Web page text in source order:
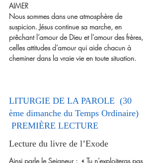
AIMER
Nous sommes dans une atmosphère de
suspicion. Jésus continue sa marche, en
prêchant l’amour de Dieu et l’amour des frères,
celles attitudes d’amour qui aide chacun à
cheminer dans la vraie vie en toute situation.
LITURGIE DE LA PAROLE (30
ème dimanche du Temps Ordinaire)
PREMIÈRE LECTURE
Lecture du livre de l’Exode
Ainsi parle le Seigneur :  « Tu n’exploiteras pas